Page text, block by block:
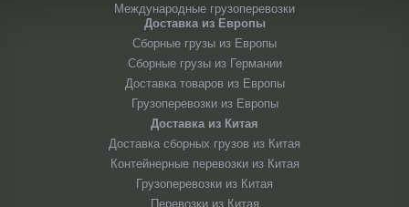
Международные грузоперевозки
Доставка из Европы
Сборные грузы из Европы
Сборные грузы из Германии
Доставка товаров из Европы
Грузоперевозки из Европы
Доставка из Китая
Доставка сборных грузов из Китая
Контейнерные перевозки из Китая
Грузоперевозки из Китая
Перевозки из Китая